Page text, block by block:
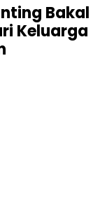
Bakal
Keluarga